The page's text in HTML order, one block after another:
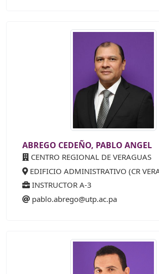
ABREGO CEDEÑO, PABLO ANGEL
CENTRO REGIONAL DE VERAGUAS
EDIFICIO ADMINISTRATIVO (CR
INSTRUCTOR A-3
pablo.abrego@utp.ac.pa